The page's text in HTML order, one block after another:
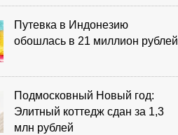
Путевка в Индонезию
обошлась в 21 миллион рублей
Подмосковный Новый год:
Элитный коттедж сдан за 1,3
млн рублей